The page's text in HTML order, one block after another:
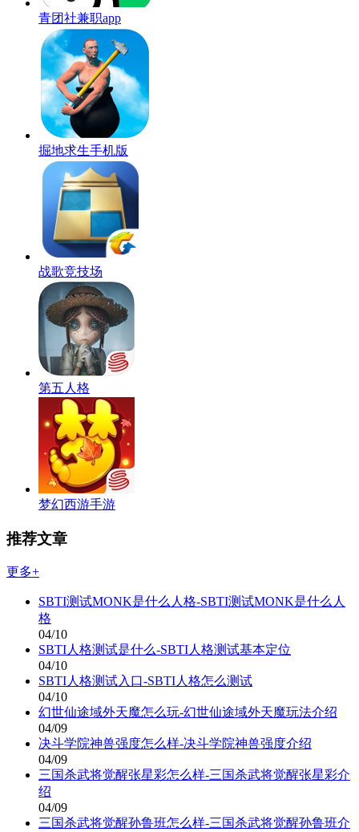
青团社兼职app
掘地求生手机版
战歌竞技场
第五人格
梦幻西游手游
推荐文章
更多+
SBTI测试MONK是什么人格-SBTI测试MONK是什么人
格
04/10
SBTI人格测试是什么-SBTI人格测试基本定位
04/10
SBTI人格测试入口-SBTI人格怎么测试
04/10
幻世仙途域外天魔怎么玩-幻世仙途域外天魔玩法介绍
04/09
决斗学院神兽强度怎么样-决斗学院神兽强度介绍
04/09
三国杀武将觉醒张星彩怎么样-三国杀武将觉醒张星彩介
绍
04/09
三国杀武将觉醒孙鲁班怎么样-三国杀武将觉醒孙鲁班介